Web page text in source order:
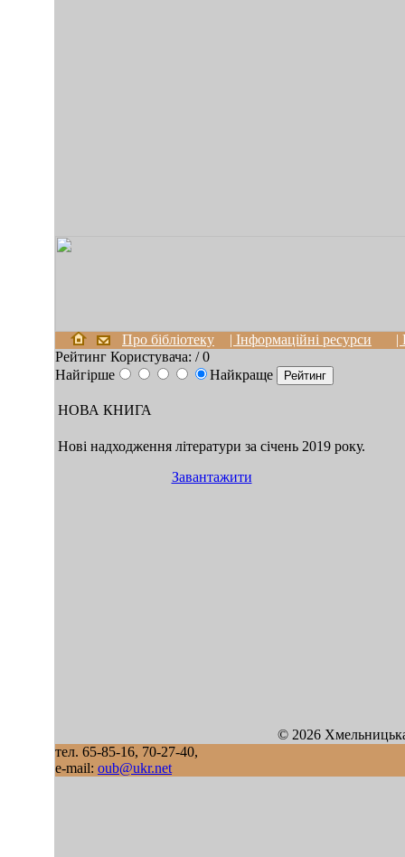
Про бібліотеку | Інформаційні ресурси
|
Рейтинг Користувача: / 0
Найгірше
Найкраще
НОВА КНИГА
Нові надходження літератури за січень 2019 року.
Завантажити
© 2026
тел. 65-85-16, 70-27-40,
e-mail: oub@ukr.net